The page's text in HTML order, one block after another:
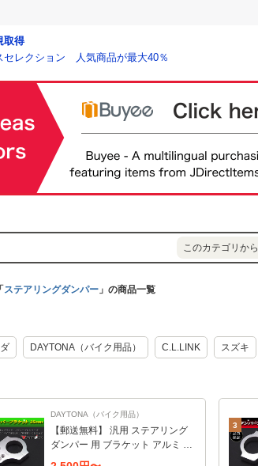
取得
セレクション 人気商品が最大40％
このカテゴリから
「 ステアリングダンパー 」の商品一覧
DAYTONA（バイク用品） C.L.LINK スズキ
DAYTONA（バイク用品）
【郵送無料】 汎用 ステアリング
ダンパー 用 ブラケット アルミ ア
ルマイト クランプ 35mm 35パイ
3